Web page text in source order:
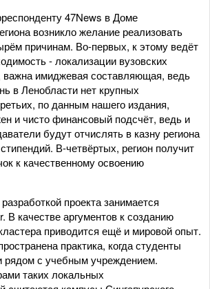
47News в Доме
возникло желание реализовать
причинам. Во-первых, к этому ведёт
- локализации вузовских
важна имиджевая составляющая, ведь
в Ленобласти нет крупных
по данным нашего издания,
и чисто финансовый подсчёт, ведь и
будут отчислять в казну региона
В-четвёртых, регион получит
к качественному освоению
проекта занимается
В качестве аргументов к созданию
приводится ещё и мировой опыт.
практика, когда студенты
рядом с учебным учреждением.
таких локальных